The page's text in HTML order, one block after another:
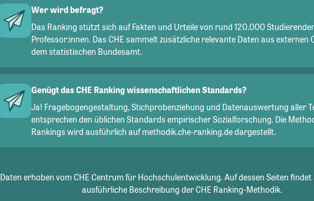
Wer wird befragt?
Das Ranking stützt sich auf Fakten und Urteile von rund 120.000
Professor:innen. Das CHE sammelt zusätzliche relevante Daten aus externen
dem statistischen Bundesamt.
Genügt das CHE Ranking wissenschaftlichen Standards?
Ja! Fragebogengestaltung, Stichprobenziehung und Datenauswertung aller
entsprechen den üblichen Standards empirischer Sozialforschung. Die
Rankings wird ausführlich auf methodik.che-ranking.de dargestellt.
Daten erhoben vom CHE Centrum für Hochschulentwicklung. Auf dessen Seiten findet
ausführliche Beschreibung der CHE Ranking-Methodik.